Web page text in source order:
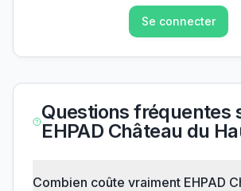
Se connecter
Questions fréquentes
EHPAD Château du
Combien coûte vraiment EHPAD